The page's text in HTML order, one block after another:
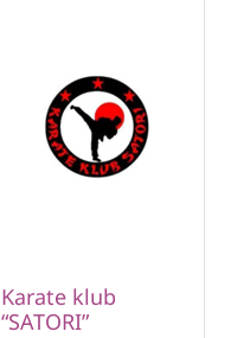
Karate klub
“SATORI”